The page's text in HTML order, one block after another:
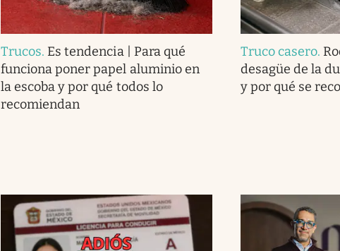
Trucos. Es tendencia | Para qué
funciona poner papel aluminio en
la escoba y por qué todos lo
recomiendan
Truco casero.
desagüe de la
y por qué se